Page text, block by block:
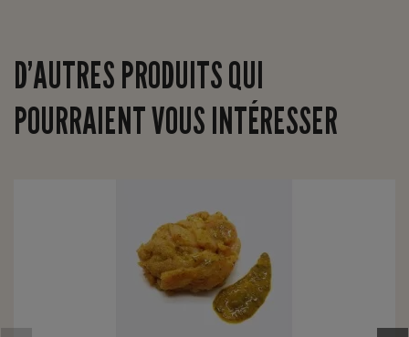
D’AUTRES PRODUITS QUI
POURRAIENT VOUS INTÉRESSER